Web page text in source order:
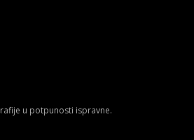
u potpunosti ispravne.